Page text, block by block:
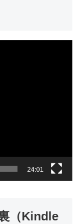
24:01
（Kindle